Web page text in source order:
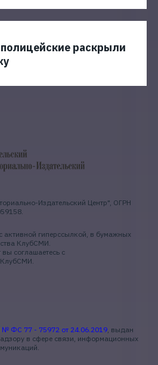
раскрыли
Издательский Центр", ОГРН
активной гиперссылкой, в бумажных
КлубСМИ.
соглашаетесь с
КлубСМИ.
ФС 77 - 75972 от 24.06.2019, выдан
в сфере связи, информационных